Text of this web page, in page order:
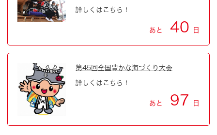
詳しくはこちら！
あと 40 日
第45回全国豊かな海づくり大会
詳しくはこちら！
あと 97 日